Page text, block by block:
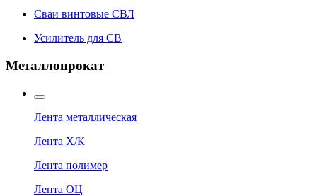
Сваи винтовые СВЛ
Усилитель для СВ
Металлопрокат
Лента металлическая
Лента Х/К
Лента полимер
Лента ОЦ